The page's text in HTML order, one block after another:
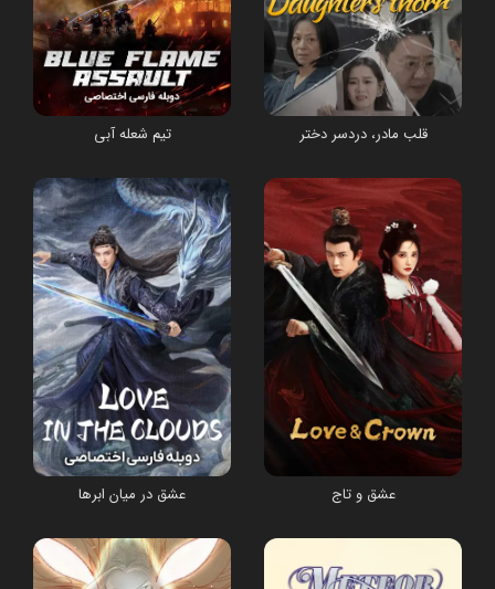
قلب مادر، دردسر دختر تیم شعله آبی
عشق و تاج عشق در میان ابرها